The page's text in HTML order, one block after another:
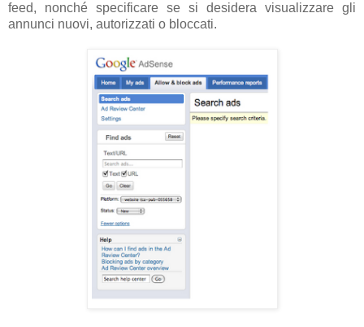
feed, nonché specificare se si desidera visualizzare gli
annunci nuovi, autorizzati o bloccati.